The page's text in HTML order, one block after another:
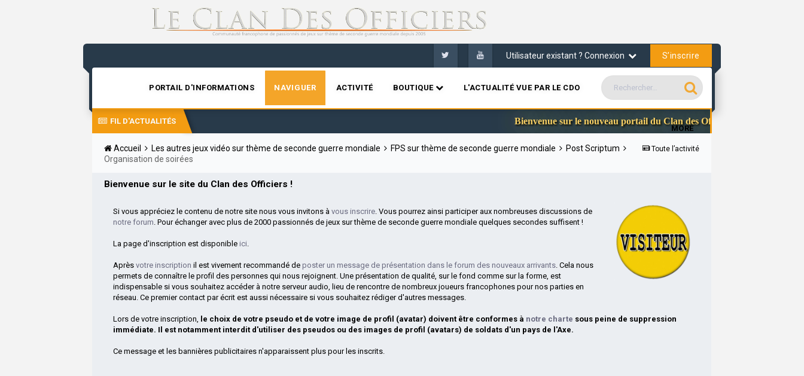
Utilisateur existant ? Connexion S’inscrire
PORTAIL D'INFORMATIONS NAVIGUER ACTIVITÉ BOUTIQUE L'ACTUALITÉ VUE PAR LE CDO
MORE
FIL D'ACTUALITÉS Bienvenue sur le nouveau portail du Clan des Officiers
Toute l’activité
Accueil Les autres jeux vidéo sur thème de seconde guerre mondiale FPS sur thème de seconde guerre mondiale
Post Scriptum
Organisation de soirées
Bienvenue sur le site du Clan des Officiers !
Si vous appréciez le contenu de notre site nous vous invitons àvous inscrire . Vous pourrez ainsi participer aux nombreuses discussions de
notre forum . Pour échanger avec plus de 2000 passionnés de jeux sur thème de seconde guerre mondiale quelques secondes suffisent !
La page d'inscription est disponible ici
Aprèsvotre inscription il est vivement recommandé de poster un message de présentation dans le forum des nouveaux arrivants . Cela nous
permets de connaître le profil des personnes qui nous rejoignent. Une présentation de qualité, sur le fond comme sur la forme, est
indispensable si vous souhaitez accéder à notre serveur audio, lieu de rencontre de nombreux joueurs francophones pour nos parties en
réseau. Ce premier contact par écrit est aussi nécessaire si vous souhaitez rédiger d'autres messages.
Lors de votre inscription, le choix de votre pseudo et de votre image de profil (avatar) doivent être conformes à notre charte sous peine de suppression
immédiate. Il est notamment interdit d'utiliser des pseudos ou des images de profil (avatars) de soldats d'un pays de l'Axe.
Ce message et les bannières publicitaires n'apparaissent plus pour les inscrits.